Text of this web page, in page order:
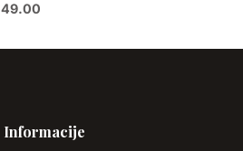
49.00
Informacije